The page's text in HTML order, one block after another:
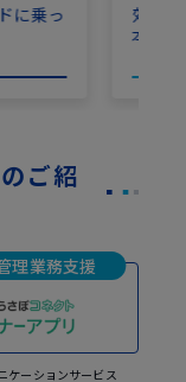
に乗っ
効果
本ポ
ご紹
理業務支援
ケーションサービス